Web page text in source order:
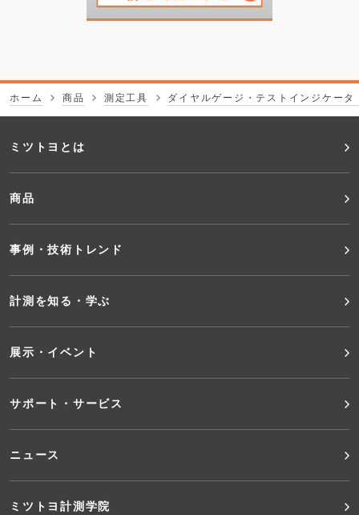
ホーム 商品 測定工具 ダイヤルゲージ・テストインジケー
フ
ッ
タ
ー
メ
ュ
ー
ミツトヨとは
商品
事例・技術トレンド
計測を知る・学ぶ
展示・イベント
サポート・サービス
ニュース
ミツトヨ計測学院